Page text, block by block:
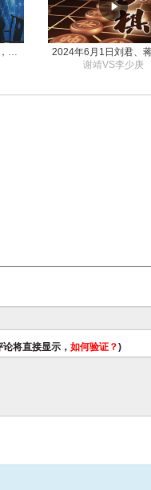
2024年6月8日象棋世界，刘君、蒋川讲解了第九届杨官璘杯全国象棋公开赛孟繁睿与许文章的对局
谢靖VS李少庚
将直接显示， 如何验证？)